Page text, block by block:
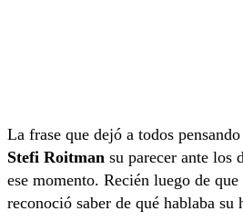
La frase que dejó a todos
Stefi Roitman su parecer ante los
ese momento. Recién luego de
reconoció saber de qué hablaba su